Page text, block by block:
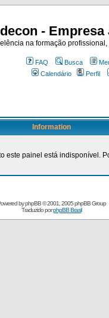
-
na formação
FAQ Busca
Calendário
Perfil
Information
este painel está indisponível.
byphpBB© 2001, 2005 phpBB Group
Traduzido porphpBB Brasil